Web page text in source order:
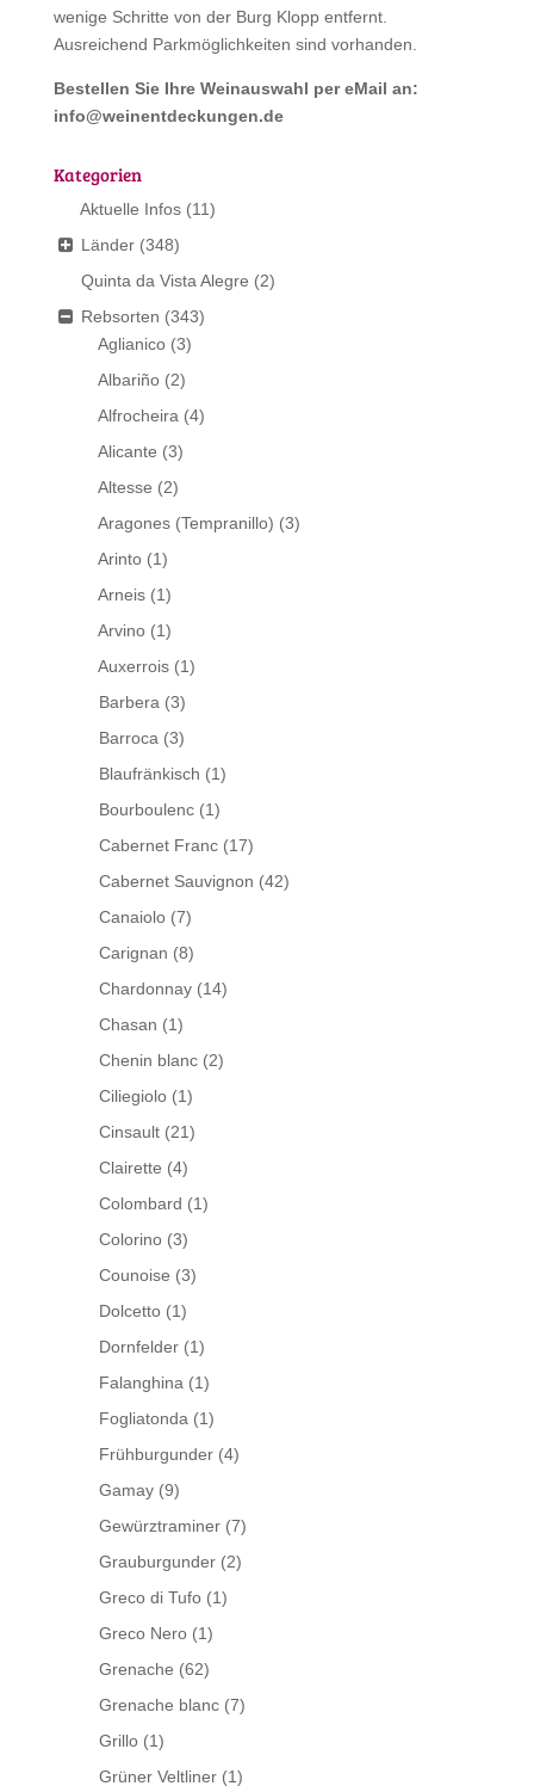
wenige Schritte von der Burg Klopp entfernt.
Ausreichend Parkmöglichkeiten sind vorhanden.
Bestellen Sie Ihre Weinauswahl per eMail an:
info@weinentdeckungen.de
Kategorien
Aktuelle Infos (11)
Länder (348)
Quinta da Vista Alegre (2)
Rebsorten (343)
Aglianico (3)
Albariño (2)
Alfrocheira (4)
Alicante (3)
Altesse (2)
Aragones (Tempranillo) (3)
Arinto (1)
Arneis (1)
Arvino (1)
Auxerrois (1)
Barbera (3)
Barroca (3)
Blaufränkisch (1)
Bourboulenc (1)
Cabernet Franc (17)
Cabernet Sauvignon (42)
Canaiolo (7)
Carignan (8)
Chardonnay (14)
Chasan (1)
Chenin blanc (2)
Ciliegiolo (1)
Cinsault (21)
Clairette (4)
Colombard (1)
Colorino (3)
Counoise (3)
Dolcetto (1)
Dornfelder (1)
Falanghina (1)
Fogliatonda (1)
Frühburgunder (4)
Gamay (9)
Gewürztraminer (7)
Grauburgunder (2)
Greco di Tufo (1)
Greco Nero (1)
Grenache (62)
Grenache blanc (7)
Grillo (1)
Grüner Veltliner (1)